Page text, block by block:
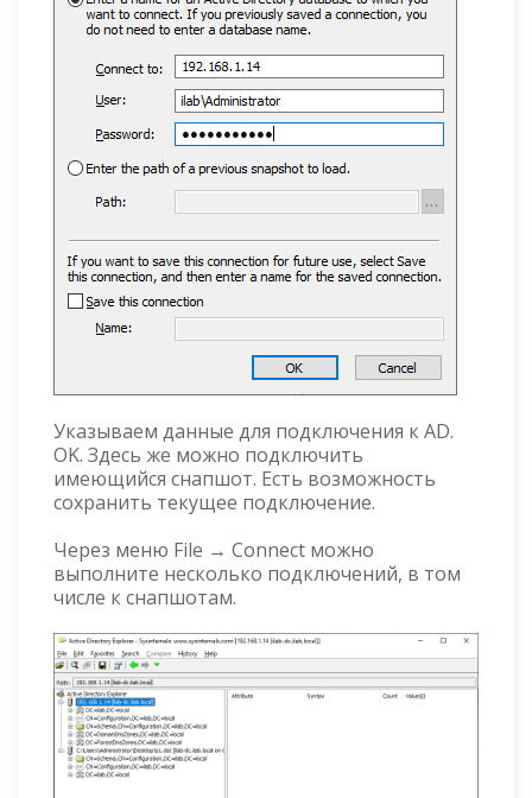
Указываем данные для подключения к AD.
OK. Здесь же можно подключить
имеющийся снапшот. Есть возможность
сохранить текущее подключение.
Через меню File → Connect можно
выполните несколько подключений, в том
числе к снапшотам.